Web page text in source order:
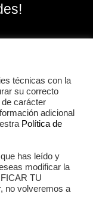
derechos
técnicas con la
su correcto
carácter
adicional
Política de
has leído y
modificar la
TU
no volveremos a